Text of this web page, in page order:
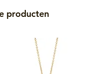
producten